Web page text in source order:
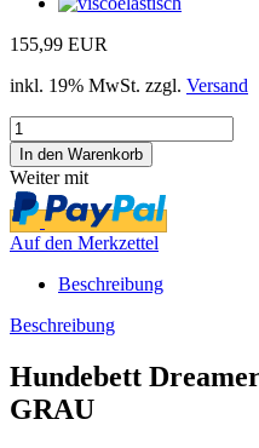
155,99 EUR
inkl. 19% MwSt. zzgl. Versand
Weiter mit
Auf den Merkzettel
Beschreibung
Beschreibung
Hundebett
GRAU